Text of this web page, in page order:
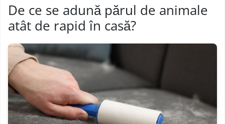
De ce se adună părul de animale
atât de rapid în casă?